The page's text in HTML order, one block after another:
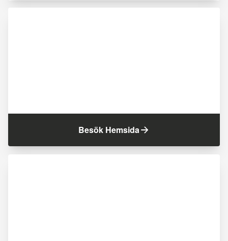
Besök Hemsida